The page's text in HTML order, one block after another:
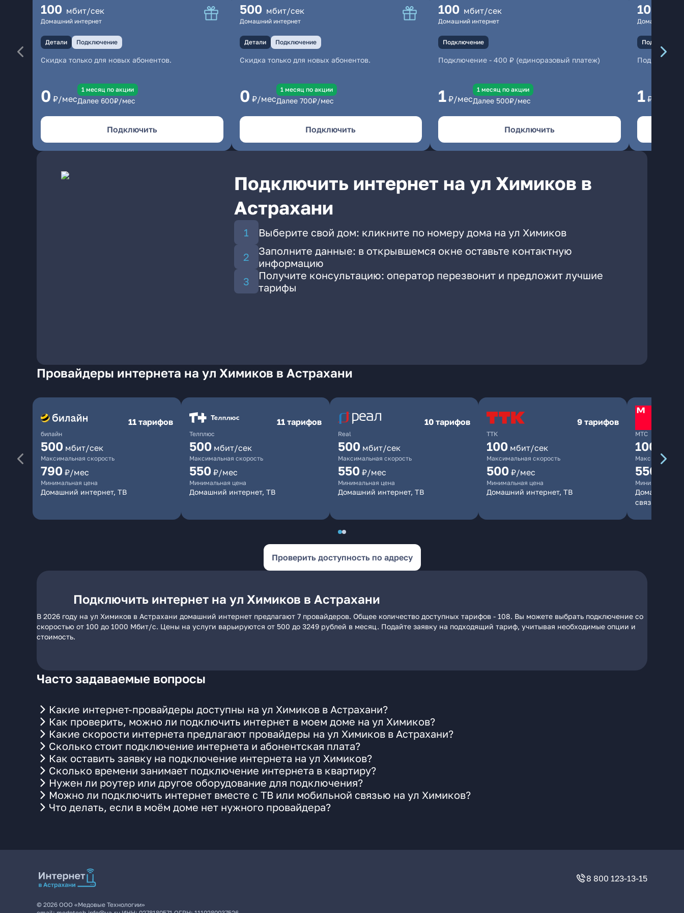
100 мбит/сек
Домашний интернет
Детали Подключение
Скидка только для новых абонентов.
0 ₽/мес
1 месяц по акции
Далее 600₽/мес
Подключить
500 мбит/сек
Домашний интернет
Детали Подключение
Скидка только для новых абонентов.
0 ₽/мес
1 месяц по акции
Далее 700₽/мес
Подключить
100 мбит/сек
Домашний интернет
Подключение
Подключение - 400 ₽ (единоразовый платеж)
1 ₽/мес
1 месяц по акции
Далее 500₽/мес
Подключить
100
Домашний
Подключение
1 ₽/мес
Подключить интернет на ул Химиков в
Астрахани
Выберите свой дом: кликните по номеру дома на ул Химиков
Заполните данные: в открывшемся окне оставьте контактную
информацию
Получите консультацию: оператор перезвонит и предложит лучшие
тарифы
Провайдеры интернета на ул Химиков в Астрахани
билайн
11 тарифов
500 мбит/сек
Максимальная скорость
790 ₽/мес
Минимальная цена
Домашний интернет, ТВ
Телплюс
11 тарифов
500 мбит/сек
Максимальная скорость
550 ₽/мес
Минимальная цена
Домашний интернет, ТВ
Real
10 тарифов
500 мбит/сек
Максимальная скорость
550 ₽/мес
Минимальная цена
Домашний интернет, ТВ
ТТК
9 тарифов
100 мбит/сек
Максимальная скорость
500 ₽/мес
Минимальная цена
Домашний интернет, ТВ
МТС
1000
Максимальная
550
Минимальная
Домашний
связь
Проверить доступность по адресу
Подключить интернет на ул Химиков в Астрахани
В 2026 году на ул Химиков в Астрахани домашний интернет предлагают 7 провайдеров. Общее количество доступных тарифов - 108. Вы можете выбрать подключение со
скоростью от 100 до 1000 Мбит/с. Цены на услуги варьируются от 500 до 3249 рублей в месяц. Подайте заявку на подходящий тариф, учитывая необходимые опции и
стоимость.
Часто задаваемые вопросы
Какие интернет-провайдеры доступны на ул Химиков в Астрахани?
Как проверить, можно ли подключить интернет в моем доме на ул Химиков?
Какие скорости интернета предлагают провайдеры на ул Химиков в Астрахани?
Сколько стоит подключение интернета и абонентская плата?
Как оставить заявку на подключение интернета на ул Химиков?
Сколько времени занимает подключение интернета в квартиру?
Нужен ли роутер или другое оборудование для подключения?
Можно ли подключить интернет вместе с ТВ или мобильной связью на ул Химиков?
Что делать, если в моём доме нет нужного провайдера?
8 800 123-13-15
© 2026 ООО «Медовые Технологии»